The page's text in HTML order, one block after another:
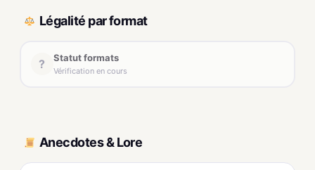
Légalité par format
? Statut formats
Vérification en cours
Anecdotes & Lore